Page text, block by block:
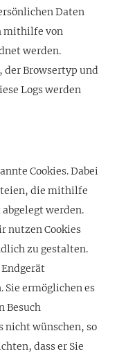
Daten
mithilfe von
werden.
Browsertyp und
Logs werden
Cookies. Dabei
die mithilfe
werden.
nutzen Cookies
zu gestalten.
Sie ermöglichen es
Besuch
nicht wünschen, so
dass er Sie